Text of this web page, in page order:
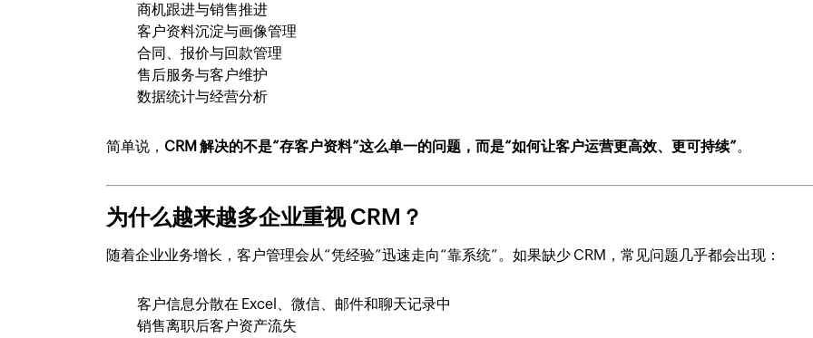
商机跟进与销售推进
客户资料沉淀与画像管理
合同、报价与回款管理
售后服务与客户维护
数据统计与经营分析
简单说， CRM 解决的不是“存客户资料”这么单一的问题，而是“如何让客户运营更高效、更可持续”。
为什么越来越多企业重视 CRM？
随着企业业务增长，客户管理会从“凭经验”迅速走向“靠系统”。如果缺少 CRM，常见问题几乎都会出现：
客户信息分散在 Excel、微信、邮件和聊天记录中
销售离职后客户资产流失